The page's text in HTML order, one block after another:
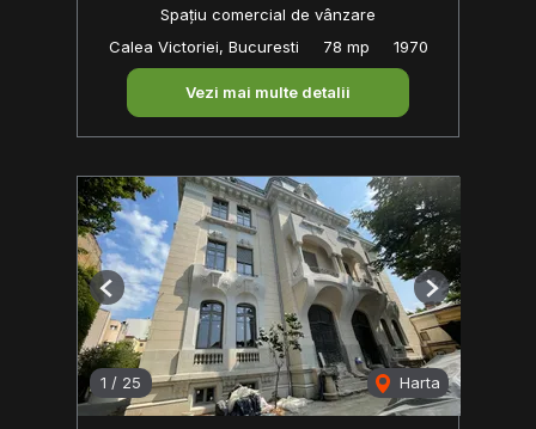
Spațiu comercial de vânzare
Calea Victoriei, Bucuresti
78 mp 1970
Vezi mai multe detalii
1 / 25 Harta
Previous Next